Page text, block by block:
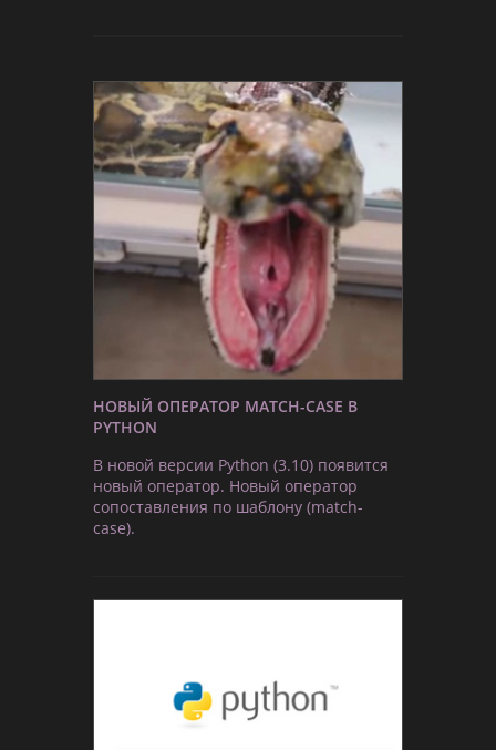
НОВЫЙ ОПЕРАТОР MATCH-CASE В
PYTHON
В новой версии Python (3.10) появится
новый оператор. Новый оператор
сопоставления по шаблону (match-
case).